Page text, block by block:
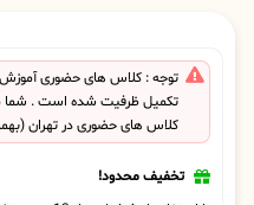
توجه : کلاس های حضوری آموزش
تکمیل ظرفیت شده است . شما
کلاس های حضوری در تهران
تخفیف محدود!